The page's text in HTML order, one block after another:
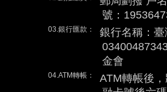
號：
03.銀行匯款：
銀行名稱：
金會
04.ATM轉帳：
ATM轉帳後